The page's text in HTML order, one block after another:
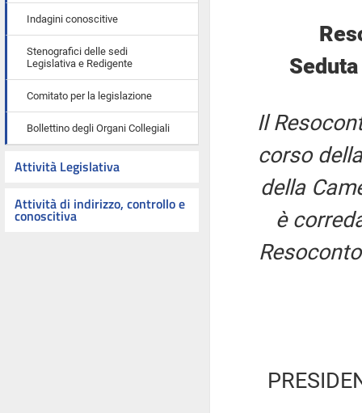
Indagini conoscitive
Stenografici delle sedi
Legislativa e Redigente
Comitato per la legislazione
Bollettino degli Organi Collegiali
Attività Legislativa
Attività di indirizzo, controllo e
conoscitiva
Il
corso
della
è